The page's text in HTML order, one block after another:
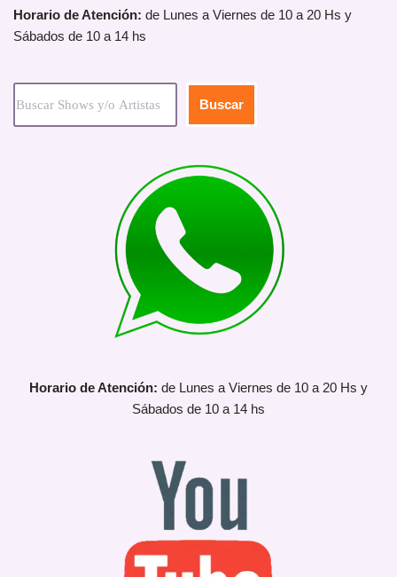
Horario de Atención: de Lunes a Viernes de 10 a 20 Hs y
Sábados de 10 a 14 hs
Buscar
Horario de Atención: de Lunes a Viernes de 10 a 20 Hs y
Sábados de 10 a 14 hs